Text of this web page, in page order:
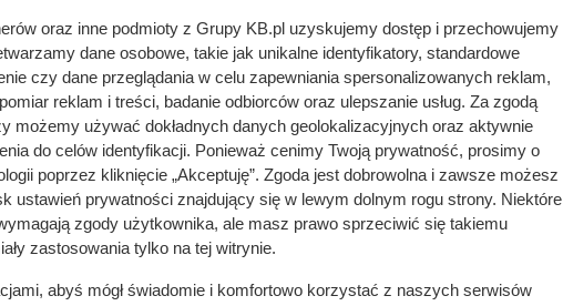
Klienci zaskoczeni
wszystkim na praktyczne potrzeby mieszkańców —
odwiedzania dużych galerii. Otwarcie kompleksu
oraz inne podmioty z Grupy KB.pl uzyskujemy dostęp i przechowujemy
dane osobowe, takie jak unikalne identyfikatory, standardowe
czy dane przeglądania w celu zapewniania spersonalizowanych reklam,
reklam i treści, badanie odbiorców oraz ulepszanie usług. Za zgodą
możemy używać dokładnych danych geolokalizacyjnych oraz aktywnie
do celów identyfikacji. Ponieważ cenimy Twoją prywatność, prosimy o
poprzez kliknięcie „Akceptuję”. Zgoda jest dobrowolna i zawsze możesz
ustawień prywatności znajdujący się w lewym dolnym rogu strony. Niektóre
zgody użytkownika, ale masz prawo sprzeciwić się takiemu
zastosowania tylko na tej witrynie.
abyś mógł świadomie i komfortowo korzystać z naszych serwisów